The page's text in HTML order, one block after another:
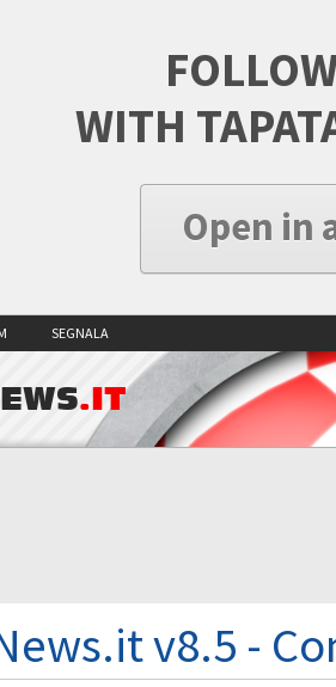
WITH
Open in
SEGNALA
.IT
v8.5 -